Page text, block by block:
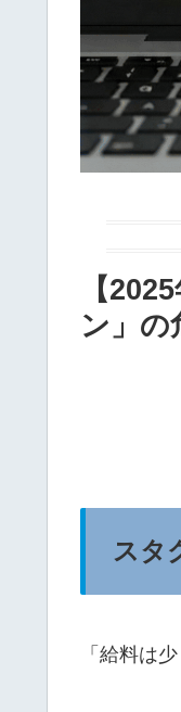
【
ン」の
スタ
「給料は